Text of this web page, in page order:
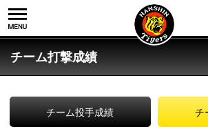
チーム打撃成績
チーム投手成績 チ